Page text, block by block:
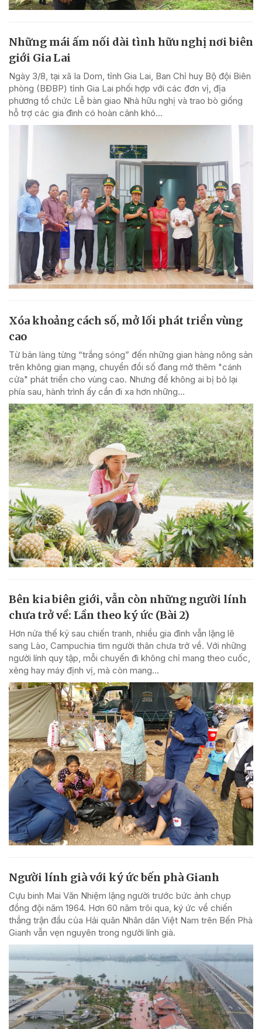
Những mái ấm nối dài tình hữu nghị nơi biên
giới Gia Lai
Ngày 3/8, tại xã Ia Dom, tỉnh Gia Lai, Ban Chỉ huy Bộ đội Biên
phòng (BĐBP) tỉnh Gia Lai phối hợp với các đơn vị, địa
phương tổ chức Lễ bàn giao Nhà hữu nghị và trao bò giống
hỗ trợ các gia đình có hoàn cảnh khó...
Xóa khoảng cách số, mở lối phát triển vùng
cao
Từ bản làng từng “trắng sóng” đến những gian hàng nông sản
trên không gian mạng, chuyển đổi số đang mở thêm "cánh
cửa" phát triển cho vùng cao. Nhưng để không ai bị bỏ lại
phía sau, hành trình ấy cần đi xa hơn những...
Bên kia biên giới, vẫn còn những người lính
chưa trở về: Lần theo ký ức (Bài 2)
Hơn nửa thế kỷ sau chiến tranh, nhiều gia đình vẫn lặng lẽ
sang Lào, Campuchia tìm người thân chưa trở về. Với những
người lính quy tập, mỗi chuyến đi không chỉ mang theo cuốc,
xẻng hay máy định vị, mà còn mang...
Người lính già với ký ức bến phà Gianh
Cựu binh Mai Văn Nhiệm lặng người trước bức ảnh chụp
đồng đội năm 1964. Hơn 60 năm trôi qua, ký ức về chiến
thắng trận đầu của Hải quân Nhân dân Việt Nam trên Bến Phà
Gianh vẫn vẹn nguyên trong người lính già.